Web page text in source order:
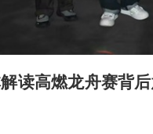
读高燃龙舟赛背